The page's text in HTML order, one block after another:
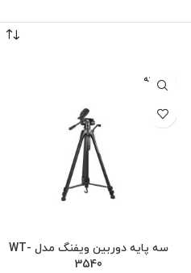
فروخته
شده
سه پایه دوربین ویفنگ مدل WT-
3540